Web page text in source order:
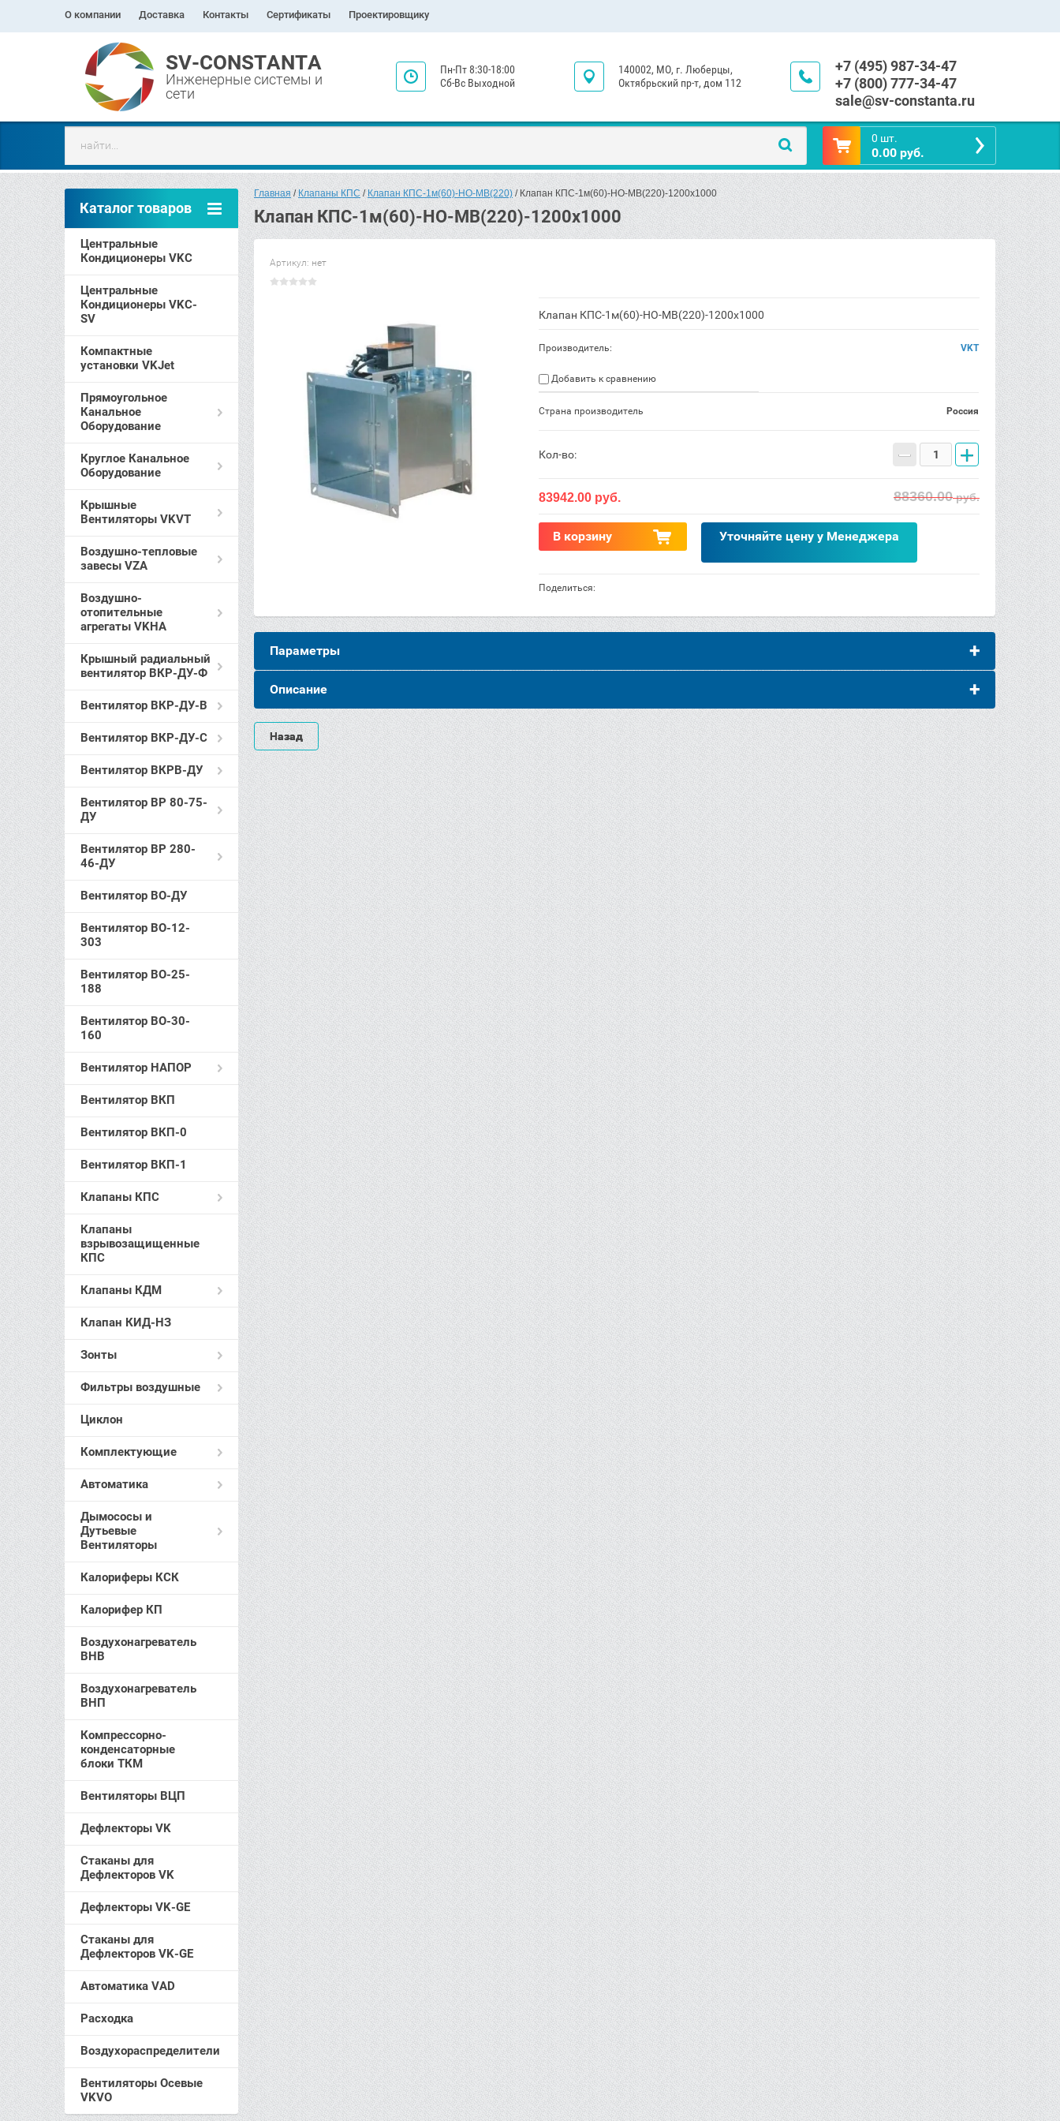
О компании Доставка Контакты Сертификаты Проектировщику
SV-CONSTANTA
Инженерные системы и
сети
+7 (495) 987-34-47
+7 (800) 777-34-47
sale@sv-constanta.ru
140002, МО, г. Люберцы,
Октябрьский пр-т, дом 112
Пн-Пт 8:30-18:00
Сб-Вс Выходной
0 шт.
0.00 руб.
Каталог товаров
Центральные
Кондиционеры VKC
Центральные
Кондиционеры VKC-
SV
Компактные
установки VKJet
Прямоугольное
Канальное
Оборудование
Круглое Канальное
Оборудование
Крышные
Вентиляторы VKVT
Воздушно-тепловые
завесы VZA
Воздушно-
отопительные
агрегаты VKHA
Крышный радиальный
вентилятор ВКР-ДУ-Ф
Вентилятор ВКР-ДУ-В
Вентилятор ВКР-ДУ-С
Вентилятор ВКРВ-ДУ
Вентилятор ВР 80-75-
ДУ
Вентилятор ВР 280-
46-ДУ
Вентилятор ВО-ДУ
Вентилятор ВО-12-
303
Вентилятор ВО-25-
188
Вентилятор ВО-30-
160
Вентилятор НАПОР
Вентилятор ВКП
Вентилятор ВКП-0
Вентилятор ВКП-1
Клапаны КПС
Клапаны
взрывозащищенные
КПС
Клапаны КДМ
Клапан КИД-НЗ
Зонты
Фильтры воздушные
Циклон
Комплектующие
Автоматика
Дымососы и
Дутьевые
Вентиляторы
Калориферы КСК
Калорифер КП
Воздухонагреватель
ВНВ
Воздухонагреватель
ВНП
Компрессорно-
конденсаторные
блоки ТКМ
Вентиляторы ВЦП
Дефлекторы VK
Стаканы для
Дефлекторов VK
Дефлекторы VK-GE
Стаканы для
Дефлекторов VK-GE
Автоматика VAD
Расходка
Воздухораспределители
Вентиляторы Осевые
VKVO
Главная / Клапаны КПС / Клапан КПС-1м(60)-НО-МВ(220) / Клапан КПС-1м(60)-НО-МВ(220)-1200x1000
Клапан КПС-1м(60)-НО-МВ(220)-1200x1000
Артикул: нет
Клапан КПС-1м(60)-НО-МВ(220)-1200x1000
Производитель: VKT
Добавить к сравнению
Страна производитель Россия
Кол-во: − +
83942.00 руб. 88360.00руб.
В корзину Уточняйте цену у Менеджера
Поделиться:
Параметры
Описание
Назад